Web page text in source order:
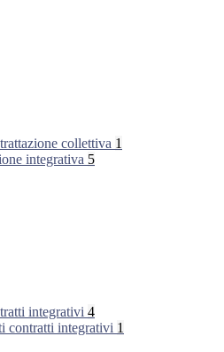
collettiva 1
integrativa 5
integrativi 4
contratti integrativi 1